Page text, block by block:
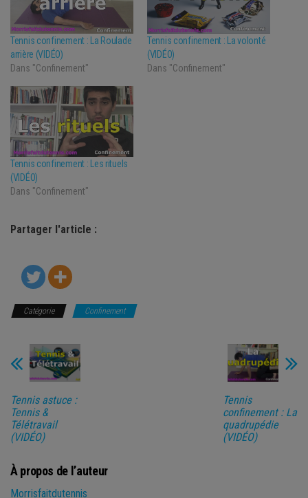
Tennis confinement : La Roulade
arrière (VIDÉO)
Dans "Confinement"
Tennis confinement : La volonté
(VIDÉO)
Dans "Confinement"
Tennis confinement : Les rituels
(VIDÉO)
Dans "Confinement"
Partager l'article :
Catégorie Confinement
Tennis astuce :
Tennis &
Télétravail
(VIDÉO)
Tennis
confinement : La
quadrupédie
(VIDÉO)
À propos de l’auteur
Morrisfaitdutennis